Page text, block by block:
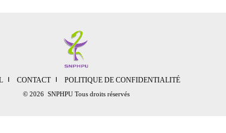
CONTACT POLITIQUE DE CONFIDENTIALITÉ
© 2026 SNPHPU Tous droits réservés